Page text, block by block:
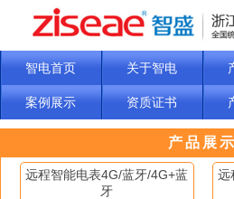
智电首页 关于智电
案例展示 资质证书
产品展示
远程智能电表4G/蓝牙/4G+蓝
牙
远